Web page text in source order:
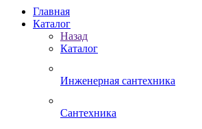
Главная
Каталог
Назад
Каталог
Инженерная сантехника
Сантехника